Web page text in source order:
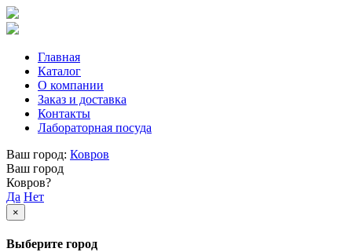
Главная
Каталог
О компании
Заказ и доставка
Контакты
Лабораторная посуда
Ваш город: Ковров
Ваш город
Ковров?
Да Нет
×
Выберите город